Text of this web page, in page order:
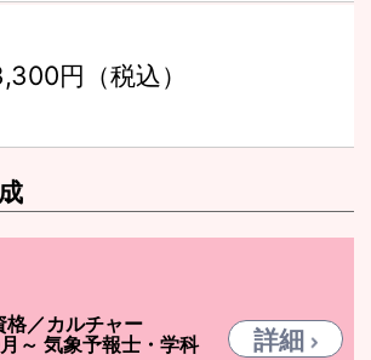
円（税込）
格／カルチャー
～ 気象予報士・学科
詳細